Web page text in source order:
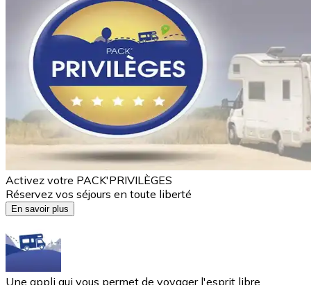
Activez votre PACK'PRIVILÈGES
Réservez vos séjours en toute liberté
En savoir plus
Une appli qui vous permet de voyager l'esprit libre